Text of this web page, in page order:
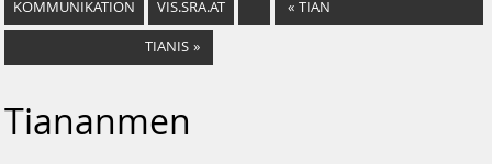
KOMMUNIKATION VIS.SRA.AT « TIAN
TIANIS »
Tiananmen